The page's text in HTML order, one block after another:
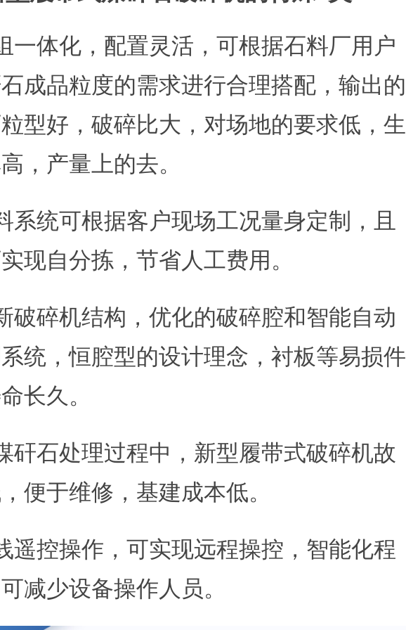
一体化，配置灵活，可根据石料厂用户
成品粒度的需求进行合理搭配，输出的
型好，破碎比大，对场地的要求低，生
，产量上的去。
系统可根据客户现场工况量身定制，且
现自分拣，节省人工费用。
破碎机结构，优化的破碎腔和智能自动
统，恒腔型的设计理念，衬板等易损件
长久。
矸石处理过程中，新型履带式破碎机故
便于维修，基建成本低。
遥控操作，可实现远程操控，智能化程
减少设备操作人员。